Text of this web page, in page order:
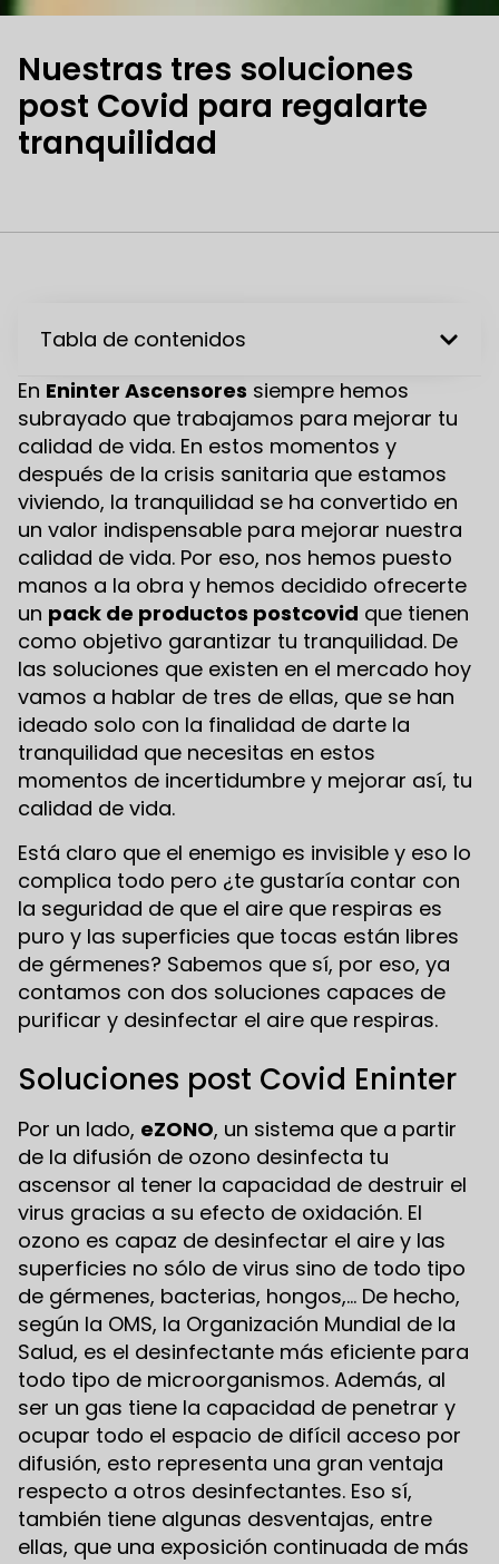
Nuestras tres soluciones
post Covid para regalarte
tranquilidad
Tabla de contenidos
En Eninter Ascensores siempre hemos
subrayado que trabajamos para mejorar tu
calidad de vida. En estos momentos y
después de la crisis sanitaria que estamos
viviendo, la tranquilidad se ha convertido en
un valor indispensable para mejorar nuestra
calidad de vida. Por eso, nos hemos puesto
manos a la obra y hemos decidido ofrecerte
un pack de productos postcovid que tienen
como objetivo garantizar tu tranquilidad. De
las soluciones que existen en el mercado hoy
vamos a hablar de tres de ellas, que se han
ideado solo con la finalidad de darte la
tranquilidad que necesitas en estos
momentos de incertidumbre y mejorar así, tu
calidad de vida.
Está claro que el enemigo es invisible y eso lo
complica todo pero ¿te gustaría contar con
la seguridad de que el aire que respiras es
puro y las superficies que tocas están libres
de gérmenes? Sabemos que sí, por eso, ya
contamos con dos soluciones capaces de
purificar y desinfectar el aire que respiras.
Soluciones post Covid Eninter
Por un lado, eZONO, un sistema que a partir
de la difusión de ozono desinfecta tu
ascensor al tener la capacidad de destruir el
virus gracias a su efecto de oxidación. El
ozono es capaz de desinfectar el aire y las
superficies no sólo de virus sino de todo tipo
de gérmenes, bacterias, hongos,… De hecho,
según la OMS, la Organización Mundial de la
Salud, es el desinfectante más eficiente para
todo tipo de microorganismos. Además, al
ser un gas tiene la capacidad de penetrar y
ocupar todo el espacio de difícil acceso por
difusión, esto representa una gran ventaja
respecto a otros desinfectantes. Eso sí,
también tiene algunas desventajas, entre
ellas, que una exposición continuada de más